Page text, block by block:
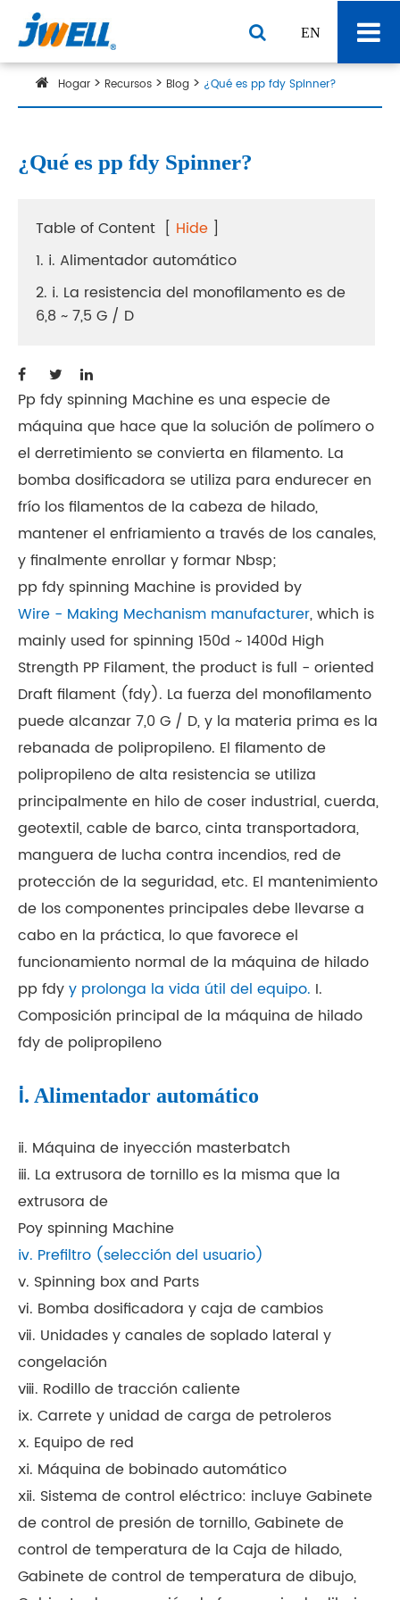
EN
Hogar Recursos Blog ¿Qué es pp fdy Spinner?
¿Qué es pp fdy Spinner?
Table of Content [ Hide ]
1. ⅰ. Alimentador automático
2. ⅰ. La resistencia del monofilamento es de
6,8 ~ 7,5 G / D
Pp fdy spinning Machine es una especie de
máquina que hace que la solución de polímero o
el derretimiento se convierta en filamento. La
bomba dosificadora se utiliza para endurecer en
frío los filamentos de la cabeza de hilado,
mantener el enfriamiento a través de los canales,
y finalmente enrollar y formar Nbsp;
pp fdy spinning Machine is provided by
Wire - Making Mechanism manufacturer, which is
mainly used for spinning 150d ~ 1400d High
Strength PP Filament, the product is full - oriented
Draft filament (fdy). La fuerza del monofilamento
puede alcanzar 7,0 G / D, y la materia prima es la
rebanada de polipropileno. El filamento de
polipropileno de alta resistencia se utiliza
principalmente en hilo de coser industrial, cuerda,
geotextil, cable de barco, cinta transportadora,
manguera de lucha contra incendios, red de
protección de la seguridad, etc. El mantenimiento
de los componentes principales debe llevarse a
cabo en la práctica, lo que favorece el
funcionamiento normal de la máquina de hilado
pp fdyy prolonga la vida útil del equipo. I.
Composición principal de la máquina de hilado
fdy de polipropileno
ⅰ. Alimentador automático
ⅱ. Máquina de inyección masterbatch
ⅲ. La extrusora de tornillo es la misma que la
extrusora de
Poy spinning Machine
ⅳ. Prefiltro (selección del usuario)
ⅴ. Spinning box and Parts
ⅵ. Bomba dosificadora y caja de cambios
ⅶ. Unidades y canales de soplado lateral y
congelación
ⅷ. Rodillo de tracción caliente
ⅸ. Carrete y unidad de carga de petroleros
ⅹ. Equipo de red
ⅹⅰ. Máquina de bobinado automático
ⅹⅱ. Sistema de control eléctrico: incluye Gabinete
de control de presión de tornillo, Gabinete de
control de temperatura de la Caja de hilado,
Gabinete de control de temperatura de dibujo,